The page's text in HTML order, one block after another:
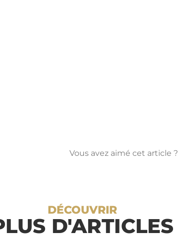
Vous avez aimé cet article ?
DÉCOUVRIR
D'ARTICLES